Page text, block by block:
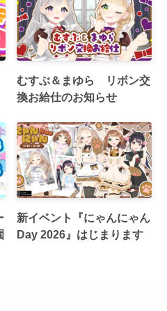
むすぶ＆まゆら リボン交
換お給仕のお知らせ
新イベント『にゃんにゃん
Day 2026』はじまります